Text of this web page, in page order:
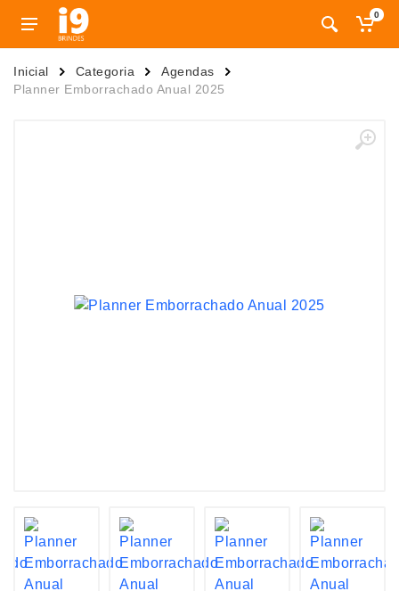
0
Inicial Categoria
Agendas
Planner Emborrachado Anual 2025